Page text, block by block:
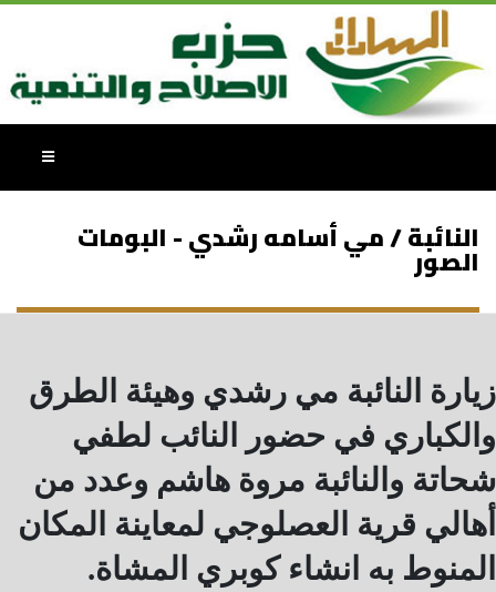
النائبة / مي أسامه رشدي - البومات
الصور
زيارة النائبة مي رشدي وهيئة الطرق
والكباري في حضور النائب لطفي
شحاتة والنائبة مروة هاشم وعدد من
أهالي قرية العصلوجي لمعاينة المكان
المنوط به انشاء كوبري المشاة.